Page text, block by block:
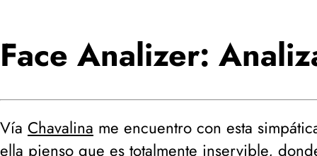
Face Analizer:
Vía Chavalina me encuentro con esta
ella pienso que es totalmente inservible,